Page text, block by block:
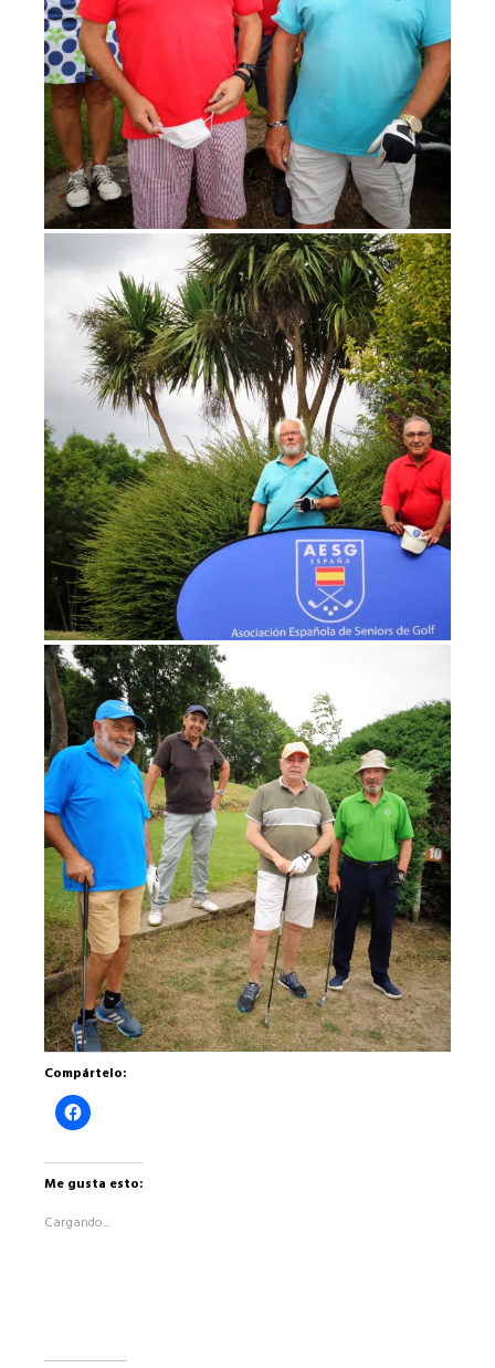
Compártelo:
Haz
clic
en
Facebook
en
Me gusta esto:
Cargando...